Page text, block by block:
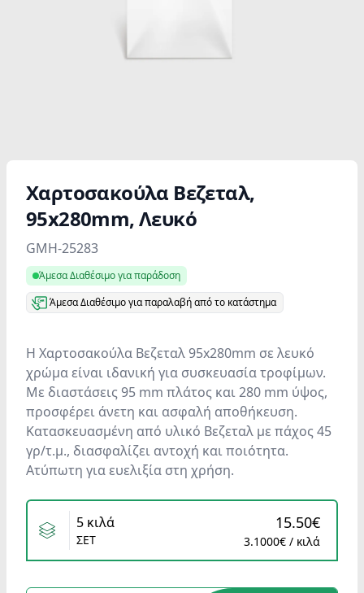
Χαρτοσακούλα Βεζεταλ,
95x280mm, Λευκό
Product information
GMH-25283
Άμεσα Διαθέσιμο για παράδοση
Άμεσα Διαθέσιμο για παραλαβή από το κατάστημα
Η Χαρτοσακούλα Βεζεταλ 95x280mm σε λευκό
χρώμα είναι ιδανική για συσκευασία τροφίμων.
Με διαστάσεις 95 mm πλάτος και 280 mm ύψος,
προσφέρει άνετη και ασφαλή αποθήκευση.
Κατασκευασμένη από υλικό Βεζεταλ με πάχος 45
γρ/τ.μ., διασφαλίζει αντοχή και ποιότητα.
Ατύπωτη για ευελιξία στη χρήση.
Variants
5 κιλά
ΣΕΤ
15.50€
3.1000€ / κιλά